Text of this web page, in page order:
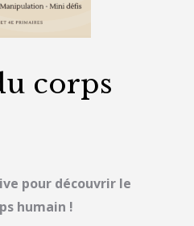
corps
pour découvrir le
humain !